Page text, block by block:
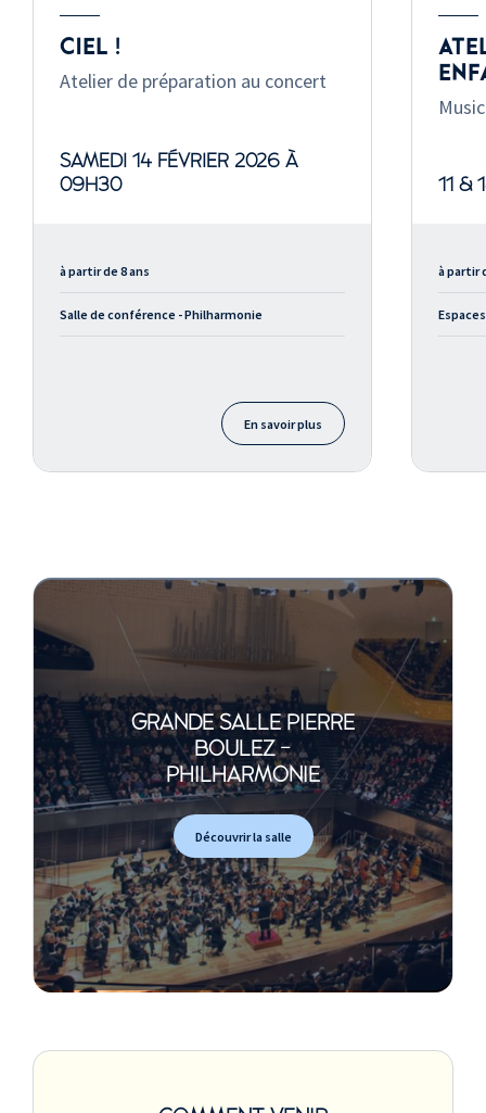
CIEL !
Atelier de préparation au concert
SAMEDI 14 FÉVRIER 2026 À
09H30
à partir de 8 ans
Salle de conférence - Philharmonie
En savoir plus
11 &
à partir
GRANDE SALLE PIERRE
BOULEZ -
PHILHARMONIE
Découvrir la salle